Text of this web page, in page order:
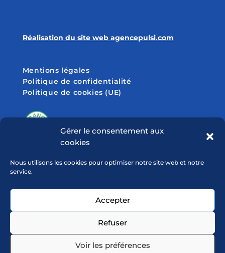
Gérer le consentement aux
cookies
Nous utilisons les cookies pour optimiser notre site web et notre
service.
Accepter
Refuser
Voir les préférences
Réalisation du site web agencepulsi.com
Mentions légales
Politique de confidentialité
Politique de cookies (UE)
SUIVEZ-NOUS SUR